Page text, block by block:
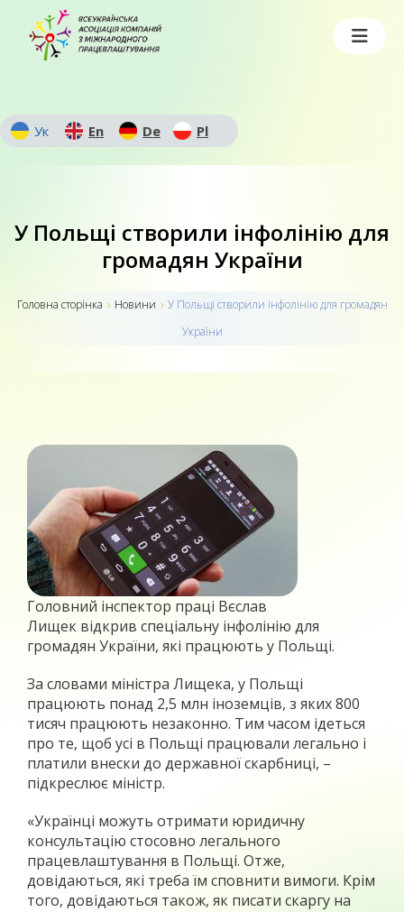
Ук En De Pl
У Польщі створили інфолінію для
громадян України
Головна сторiнка › Новини › У Польщі створили інфолінію для громадян
України
Головний інспектор праці Вєслав
Лищек відкрив спеціальну інфолінію для
громадян України, які працюють у Польщі.
За словами міністра Лищека, у Польщі
працюють понад 2,5 млн іноземців, з яких 800
тисяч працюють незаконно. Тим часом ідеться
про те, щоб усі в Польщі працювали легально і
платили внески до державної скарбниці, –
підкреслює міністр.
«Українці можуть отримати юридичну
консультацію стосовно легального
працевлаштування в Польщі. Отже,
довідаються, які треба їм сповнити вимоги. Крім
того, довідаються також, як писати скаргу на